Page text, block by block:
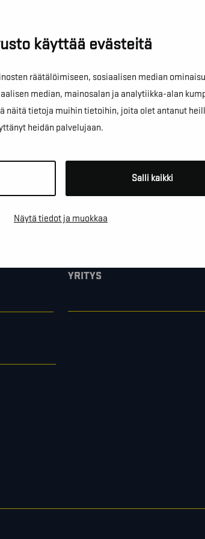
käyttää evästeitä
räätälöimiseen, sosiaalisen median
median, mainosalan ja analytiikka-alan
näitä tietoja muihin tietoihin, joita olet antanut
heidän palvelujaan.
Salli kaikki
Näytä tiedot ja muokkaa
tai ihan
PUHELINNUMERO
YRITYS